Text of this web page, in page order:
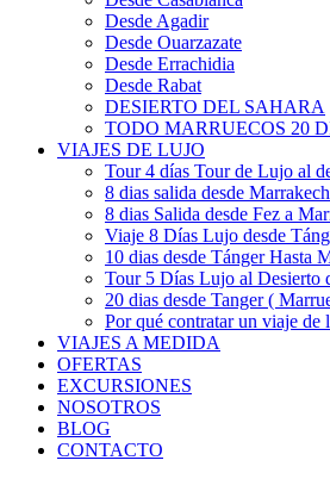
Desde Agadir
Desde Ouarzazate
Desde Errachidia
Desde Rabat
DESIERTO DEL SAHARA
TODO MARRUECOS 20
VIAJES DE LUJO
Tour 4 días Tour de Lujo al
8 dias salida desde
8 dias Salida desde Fez a
Viaje 8 Días Lujo desde
10 dias desde Tánger Hasta
Tour 5 Días Lujo al Desierto
20 dias desde Tanger (
Por qué contratar un viaje
VIAJES A MEDIDA
OFERTAS
EXCURSIONES
NOSOTROS
BLOG
CONTACTO